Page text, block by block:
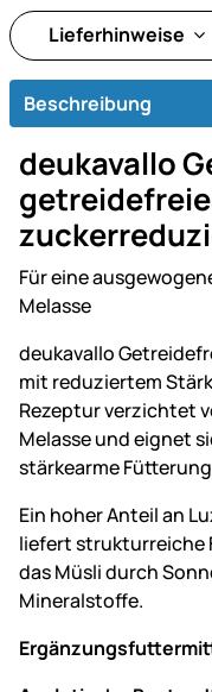
Lieferhinweise
Beschreibung
deukavallo
Für eine
Melasse
deukavallo
mit reduziertem
Rezeptur verzichtet
Melasse und eignet
stärkearme
Ein hoher Anteil an
liefert strukturreiche
das Müsli durch
Mineralstoffe.